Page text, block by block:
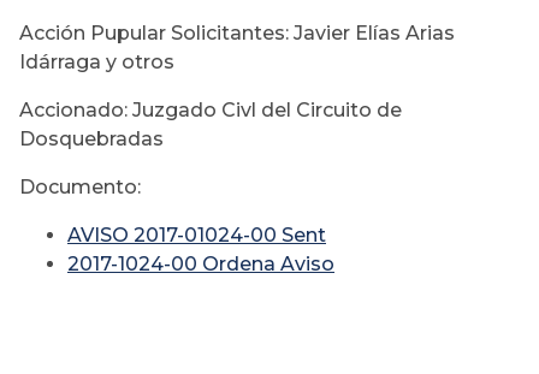
Acción Pupular Solicitantes: Javier Elías Arias
Idárraga y otros
Accionado: Juzgado Civl del Circuito de
Dosquebradas
Documento:
AVISO 2017-01024-00 Sent
2017-1024-00 Ordena Aviso